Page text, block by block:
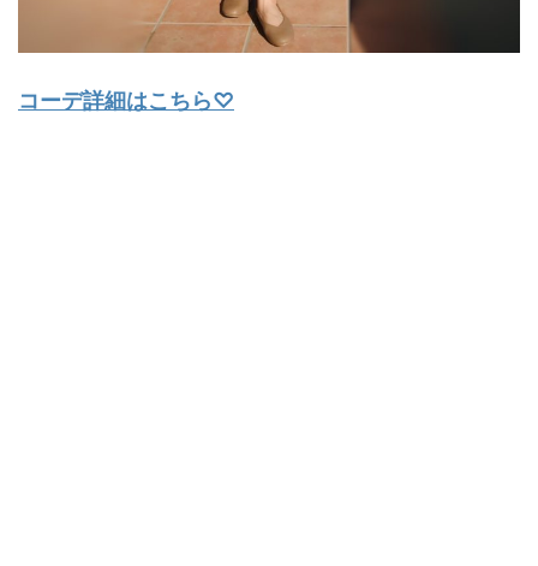
コーデ詳細はこちら♡